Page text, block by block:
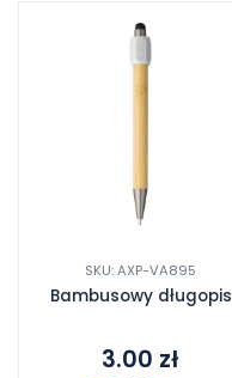
SKU: AXP-VA895
Bambusowy długopis
3.00 zł